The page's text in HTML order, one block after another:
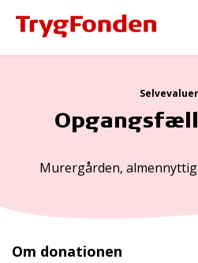
Murergården,
Om donationen